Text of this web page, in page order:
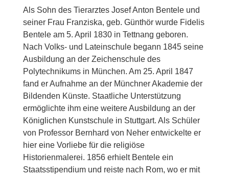
Als Sohn des Tierarztes Josef Anton Bentele und
seiner Frau Franziska, geb. Günthör wurde Fidelis
Bentele am 5. April 1830 in Tettnang geboren.
Nach Volks- und Lateinschule begann 1845 seine
Ausbildung an der Zeichenschule des
Polytechnikums in München. Am 25. April 1847
fand er Aufnahme an der Münchner Akademie der
Bildenden Künste. Staatliche Unterstützung
ermöglichte ihm eine weitere Ausbildung an der
Königlichen Kunstschule in Stuttgart. Als Schüler
von Professor Bernhard von Neher entwickelte er
hier eine Vorliebe für die religiöse
Historienmalerei. 1856 erhielt Bentele ein
Staatsstipendium und reiste nach Rom, wo er mit